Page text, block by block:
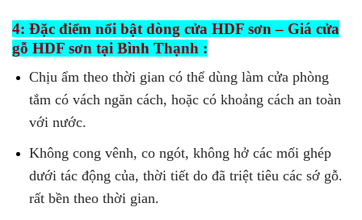
4: Đặc điểm nổi bật dòng cửa HDF sơn – Giá cửa
gỗ HDF sơn tại Bình Thạnh :
Chịu ẩm theo thời gian có thể dùng làm cửa phòng
tắm có vách ngăn cách, hoặc có khoảng cách an toàn
với nước.
Không cong vênh, co ngót, không hở các mối ghép
dưới tác động của, thời tiết do đã triệt tiêu các sớ gỗ.
rất bền theo thời gian.